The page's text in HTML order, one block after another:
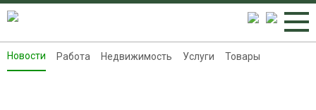
Новости
Новости Работа Недвижимость Услуги Товары